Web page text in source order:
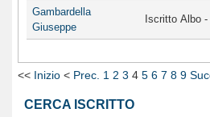
Gambardella
Giuseppe
Iscritto Albo
<< Inizio < Prec. 1 2 3 4 5 6 7 8 9
CERCA ISCRITTO